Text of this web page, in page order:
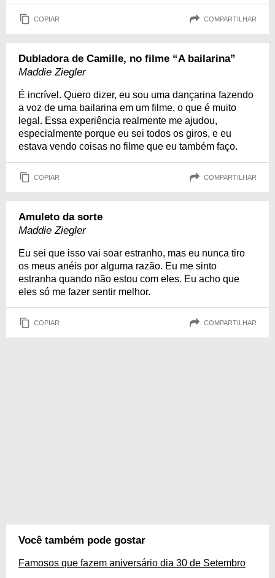
COPIAR COMPARTILHAR
Dubladora de Camille, no filme “A bailarina”
Maddie Ziegler
É incrível. Quero dizer, eu sou uma dançarina fazendo
a voz de uma bailarina em um filme, o que é muito
legal. Essa experiência realmente me ajudou,
especialmente porque eu sei todos os giros, e eu
estava vendo coisas no filme que eu também faço.
COPIAR COMPARTILHAR
Amuleto da sorte
Maddie Ziegler
Eu sei que isso vai soar estranho, mas eu nunca tiro
os meus anéis por alguma razão. Eu me sinto
estranha quando não estou com eles. Eu acho que
eles só me fazer sentir melhor.
COPIAR COMPARTILHAR
Você também pode gostar
Famosos que fazem aniversário dia 30 de Setembro